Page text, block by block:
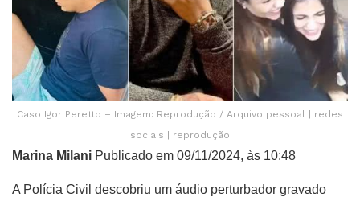
Caso Igor Peretto – Imagem: Reprodução / Arquivo pessoal | redes
sociais | reprodução
Marina Milani Publicado em 09/11/2024, às 10:48
A Polícia Civil descobriu um áudio perturbador gravado